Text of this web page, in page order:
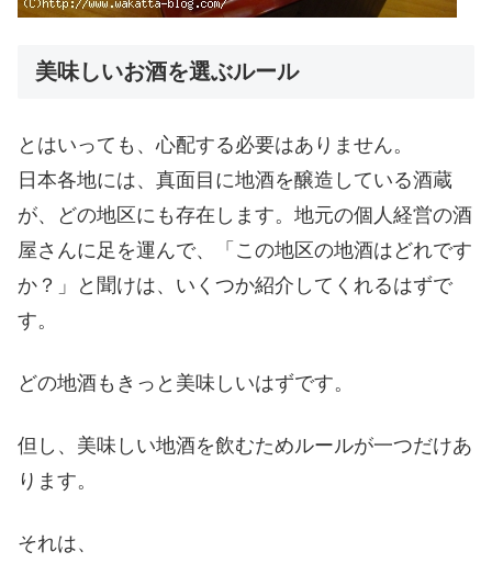
美味しいお酒を選ぶルール
とはいっても、心配する必要はありません。
日本各地には、真面目に地酒を醸造している酒蔵
が、どの地区にも存在します。地元の個人経営の酒
屋さんに足を運んで、「この地区の地酒はどれです
か？」と聞けは、いくつか紹介してくれるはずで
す。
どの地酒もきっと美味しいはずです。
但し、美味しい地酒を飲むためルールが一つだけあ
ります。
それは、